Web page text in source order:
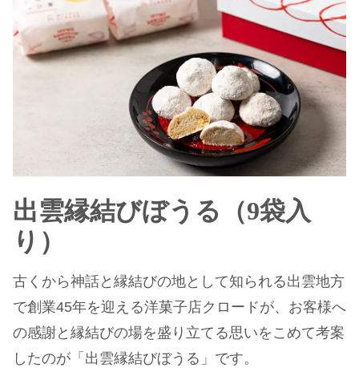
出雲縁結びぼうる（9袋入
り）
古くから神話と縁結びの地として知られる出雲地方
で創業45年を迎える洋菓子店クロードが、お客様へ
の感謝と縁結びの場を盛り立てる思いをこめて考案
したのが「出雲縁結びぼうる」です。